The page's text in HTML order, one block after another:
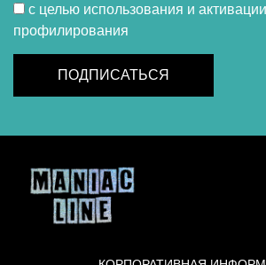
с целью использования и
профилирования